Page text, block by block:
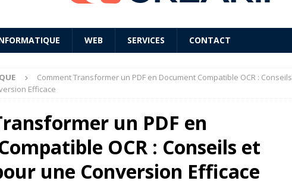
WEB SERVICES CONTACT
Comment Transformer un PDF en Document Compatible OCR : Conseils
Efficace
un PDF en
OCR : Conseils et
une Conversion Efficace